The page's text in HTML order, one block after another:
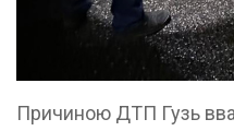
Причиною ДТП Гузь